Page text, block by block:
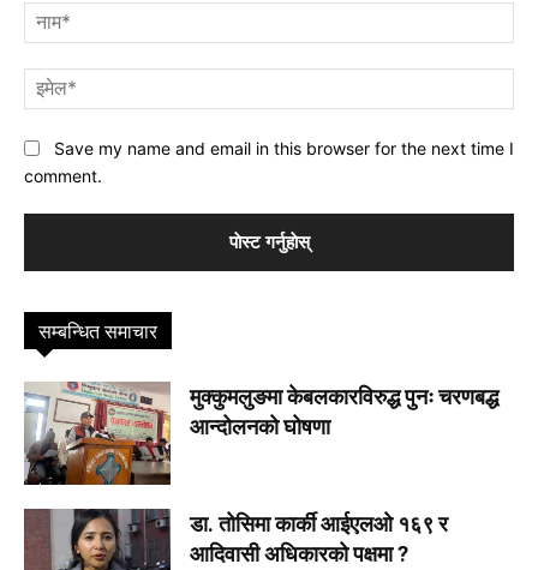
Save my name and email in this browser for the next time I
comment.
सम्बन्धित समाचार
मुक्कुमलुङमा केबलकारविरुद्ध पुनः चरणबद्ध
आन्दोलनको घोषणा
डा. तोसिमा कार्की आईएलओ १६९ र
आदिवासी अधिकारको पक्षमा ?